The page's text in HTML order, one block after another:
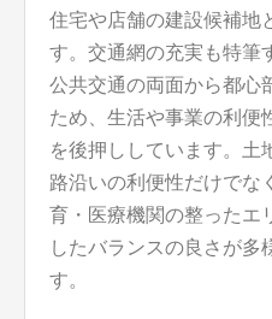
住宅や店舗の建設候補地
す。交通網の充実も特筆
公共交通の両面から都心
ため、生活や事業の利便
を後押ししています。土
路沿いの利便性だけでな
育・医療機関の整ったエ
したバランスの良さが多
す。